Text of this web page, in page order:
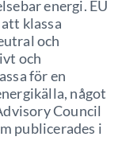
energi. EU
klassa
och
och
för en
något
Council
publicerades i